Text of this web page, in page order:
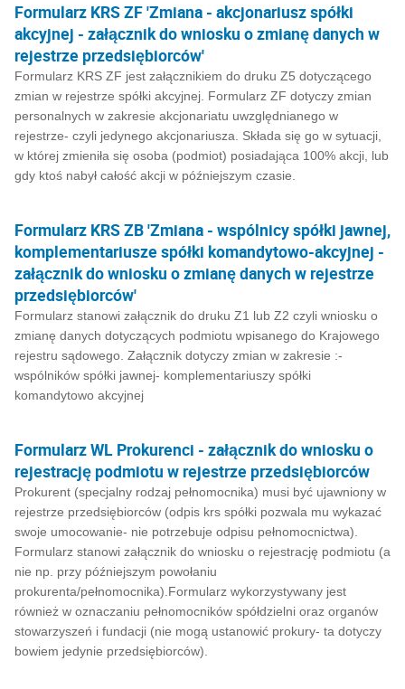
Formularz KRS ZF 'Zmiana - akcjonariusz spółki
akcyjnej - załącznik do wniosku o zmianę danych w
rejestrze przedsiębiorców'
Formularz KRS ZF jest załącznikiem do druku Z5 dotyczącego
zmian w rejestrze spółki akcyjnej. Formularz ZF dotyczy zmian
personalnych w zakresie akcjonariatu uwzględnianego w
rejestrze- czyli jedynego akcjonariusza. Składa się go w sytuacji,
w której zmieniła się osoba (podmiot) posiadająca 100% akcji, lub
gdy ktoś nabył całość akcji w późniejszym czasie.
Formularz KRS ZB 'Zmiana - wspólnicy spółki jawnej,
komplementariusze spółki komandytowo-akcyjnej -
załącznik do wniosku o zmianę danych w rejestrze
przedsiębiorców'
Formularz stanowi załącznik do druku Z1 lub Z2 czyli wniosku o
zmianę danych dotyczących podmiotu wpisanego do Krajowego
rejestru sądowego. Załącznik dotyczy zmian w zakresie :-
wspólników spółki jawnej- komplementariuszy spółki
komandytowo akcyjnej
Formularz WL Prokurenci - załącznik do wniosku o
rejestrację podmiotu w rejestrze przedsiębiorców
Prokurent (specjalny rodzaj pełnomocnika) musi być ujawniony w
rejestrze przedsiębiorców (odpis krs spółki pozwala mu wykazać
swoje umocowanie- nie potrzebuje odpisu pełnomocnictwa).
Formularz stanowi załącznik do wniosku o rejestrację podmiotu (a
nie np. przy późniejszym powołaniu
prokurenta/pełnomocnika).Formularz wykorzystywany jest
również w oznaczaniu pełnomocników spółdzielni oraz organów
stowarzyszeń i fundacji (nie mogą ustanowić prokury- ta dotyczy
bowiem jedynie przedsiębiorców).